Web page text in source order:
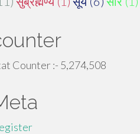
Counter :- 5,274,508